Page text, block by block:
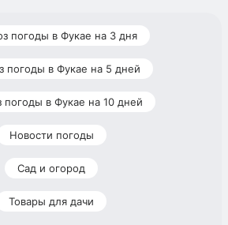
погоды в Фукае на 3 дня
погоды в Фукае на 5 дней
погоды в Фукае на 10 дней
Новости погоды
Сад и огород
Товары для дачи